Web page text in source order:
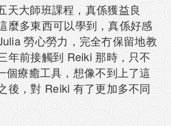
天大師班課程，真係獲益良
麼多東西可以學到，真係好感
勞心勞力，完全冇保留地教
年前接觸到 Reiki 那時，只不
個療癒工具，想像不到上了這
後，對 Reiki 有了更加多不同